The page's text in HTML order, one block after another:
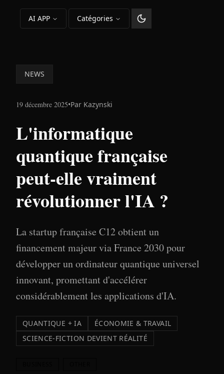
AI APP Catégories
Changer le thème
NEWS
19 décembre 2025•Par Kazynski
L'informatique
quantique française
peut-elle vraiment
révolutionner l'IA ?
La startup française C12 obtient un
financement majeur via France 2030 pour
développer un ordinateur quantique universel
innovant, promettant d'accélérer
considérablement les applications d'IA.
QUANTIQUE + IA
ÉCONOMIE & TRAVAIL
SCIENCE-FICTION DEVIENT RÉALITÉ